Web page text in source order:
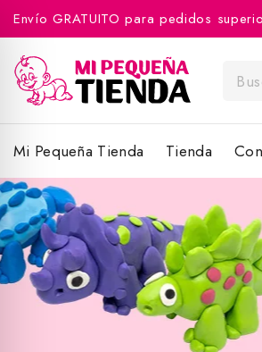
Envío GRATUITO para pedidos
Mi Pequeña Tienda Tienda